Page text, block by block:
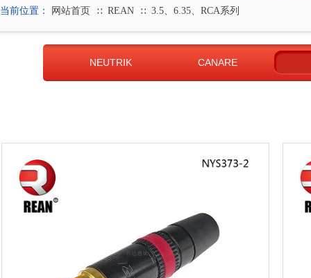
当前位置： 网站首页 ∷ REAN ∷ 3.5、6.35、RCA系列
NEUTRIK CANARE